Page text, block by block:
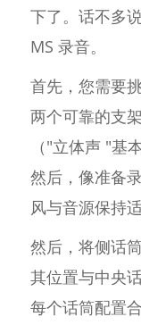
下了。话不多
MS 录音。
首先，您需要
两个可靠的支
（"立体声 "基
然后，像准备
风与音源保持
然后，将侧话
其位置与中央
每个话筒配置